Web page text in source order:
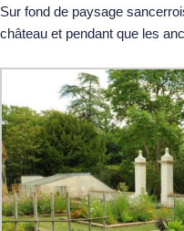
Sur fond de paysage
château et pendant que les